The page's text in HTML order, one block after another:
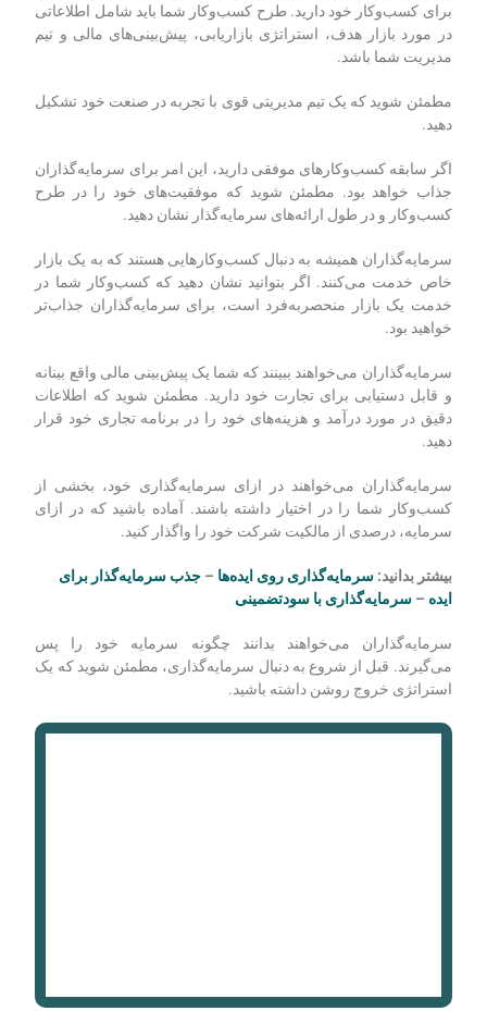
جذب می‌کنید؟
راه‌های مختلفی برای جذب سرمایه‌گذار وجود دارد، اما برخی از
به افزایش سرمایه برای کسب‌وکارها آورده شده است:
برای کسب‌وکار خود دارید. طرح کسب‌وکار شما باید شامل اطلاعاتی
در مورد بازار هدف، استراتژی بازاریابی، پیش‌بینی‌های مالی و تیم
مدیریت شما باشد.
مطمئن شوید که یک تیم مدیریتی قوی با تجربه در صنعت خود تشکیل
دهید.
اگر سابقه کسب‌وکارهای موفقی دارید، این امر برای سرمایه‌گذاران
کسب‌وکار و در طول ارائه‌های سرمایه‌گذار نشان دهید.
سرمایه‌گذاران همیشه به دنبال کسب‌وکارهایی هستند که به یک بازار
خاص خدمت می‌کنند. اگر بتوانید نشان دهید که کسب‌وکار شما در
خواهید بود.
سرمایه‌گذاران می‌خواهند ببینند که شما یک پیش‌بینی مالی واقع بینانه
دقیق در مورد درآمد و هزینه‌های خود را در برنامه تجاری خود قرار
دهید.
سرمایه‌گذاران می‌خواهند در ازای سرمایه‌گذاری خود، بخشی از
کسب‌وکار شما را در اختیار داشته باشند. آماده باشید که در ازای
سرمایه، درصدی از مالکیت شرکت خود را واگذار کنید.
بیشتر بدانید:سرمایه‌گذاری روی ایده‌ها–جذب سرمایه‌گذار برای